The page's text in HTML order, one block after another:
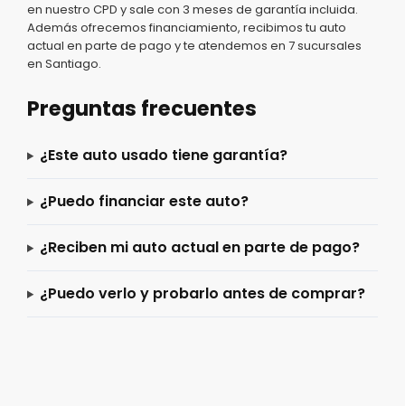
en nuestro CPD y sale con 3 meses de garantía incluida.
Además ofrecemos financiamiento, recibimos tu auto
actual en parte de pago y te atendemos en 7 sucursales
en Santiago.
Preguntas frecuentes
¿Este auto usado tiene garantía?
¿Puedo financiar este auto?
¿Reciben mi auto actual en parte de pago?
¿Puedo verlo y probarlo antes de comprar?